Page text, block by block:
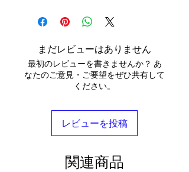
まだレビューはありません
最初のレビューを書きませんか？ あ
なたのご意見・ご要望をぜひ共有して
ください。
レビューを投稿
関連商品